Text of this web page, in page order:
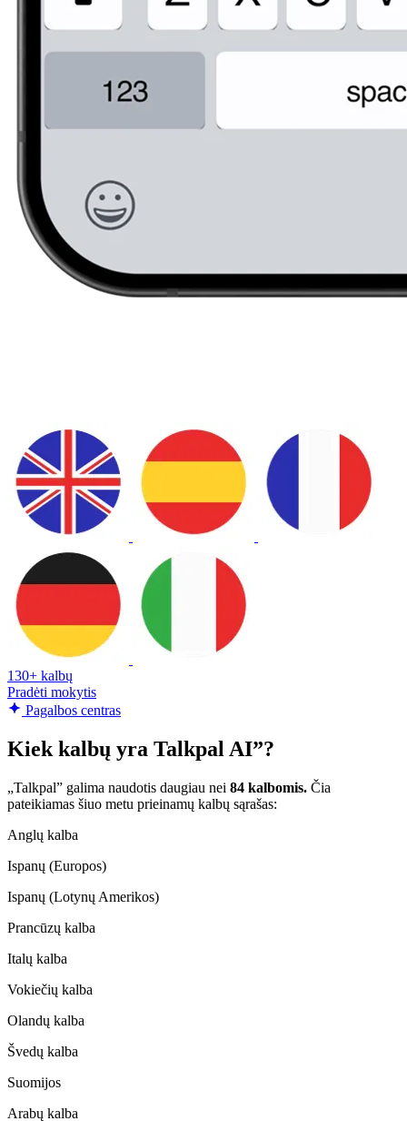
130+ kalbų
Pradėti mokytis
Pagalbos centras
Kiek kalbų yra Talkpal AI”?
„Talkpal” galima naudotis daugiau nei 84 kalbomis. Čia
pateikiamas šiuo metu prieinamų kalbų sąrašas:
Anglų kalba
Ispanų (Europos)
Ispanų (Lotynų Amerikos)
Prancūzų kalba
Italų kalba
Vokiečių kalba
Olandų kalba
Švedų kalba
Suomijos
Arabų kalba